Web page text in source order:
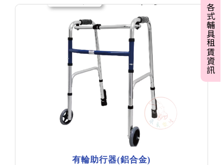
各式輔具租賃資訊
有輪助行器(鋁合金)